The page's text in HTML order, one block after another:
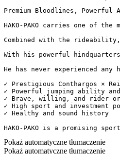
Premium Bloodlines,
HAKO-PAKO carries one of
Combined with the
With his powerful
He has never experienced
✓ Prestigious Conthargos ×
✓ Powerful jumping ability
✓ Brave, willing, and rider-
✓ High sport and investment
✓ Healthy and sound history
HAKO-PAKO is a promising
Pokaż automatyczne tłumaczenie
Pokaż automatyczne tłumaczenie